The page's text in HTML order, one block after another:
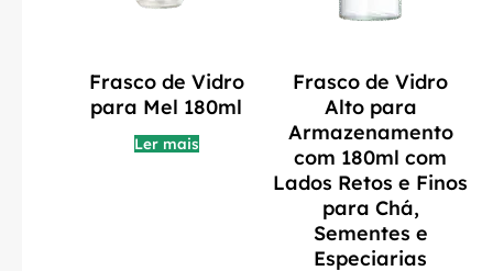
Frasco de Vidro
para Mel 180ml
Ler mais
Frasco de Vidro
Alto para
Armazenamento
com 180ml com
Lados Retos e Finos
para Chá,
Sementes e
Especiarias